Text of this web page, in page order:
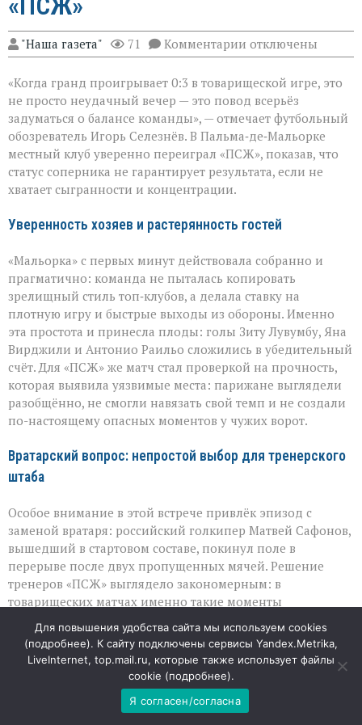
"Наша газета" 71 Комментарии к
записи
сюрприз
в
Пальме:
«Мальорка»
преподала
урок
«ПСЖ»
отключены
«Когда гранд проигрывает 0:3 в товарищеской игре, это
не просто неудачный вечер — это повод всерьёз
задуматься о балансе команды», — отмечает футбольный
обозреватель Игорь Селезнёв. В Пальма‑де‑Мальорке
местный клуб уверенно переиграл «ПСЖ», показав, что
статус соперника не гарантирует результата, если не
хватает сыгранности и концентрации.
Уверенность хозяев и растерянность гостей
«Мальорка» с первых минут действовала собранно и
прагматично: команда не пыталась копировать
зрелищный стиль топ‑клубов, а делала ставку на
плотную игру и быстрые выходы из обороны. Именно
эта простота и принесла плоды: голы Зиту Лувумбу, Яна
Вирджили и Антонио Раильо сложились в убедительный
счёт. Для «ПСЖ» же матч стал проверкой на прочность,
которая выявила уязвимые места: парижане выглядели
разобщённо, не смогли навязать свой темп и не создали
по-настоящему опасных моментов у чужих ворот.
Вратарский вопрос: непростой выбор для тренерского
штаба
Особое внимание в этой встрече привлёк эпизод с
заменой вратаря: российский голкипер Матвей Сафонов,
вышедший в стартовом составе, покинул поле в
перерыве после двух пропущенных мячей. Решение
тренеров «ПСЖ» выглядело закономерным: в
товарищеских матчах именно такие моменты
не рисковать здоровьем игроков. На второй тайм в
ворота встал Люка Шевалье — и хотя счёт всё же стал
крупнее, для тренерского штаба важнее была
возможность оценить резервы и увидеть реальные
проблемы в обороне.
Для повышения удобства сайта мы используем cookies
(подробнее). К сайту подключены сервисы Yandex.Metrika,
LiveInternet, top.mail.ru, которые также использует файлы
cookie (подробнее).
Я согласен/согласна